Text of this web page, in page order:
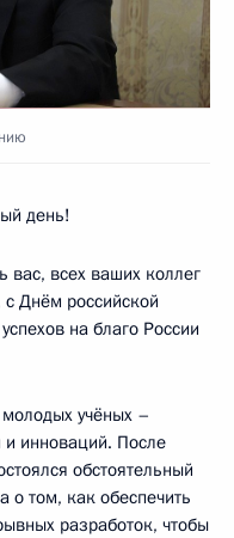
день!
вас, всех ваших коллег
Днём российской
на благо России
учёных –
и инноваций. После
обстоятельный
о том, как обеспечить
разработок, чтобы